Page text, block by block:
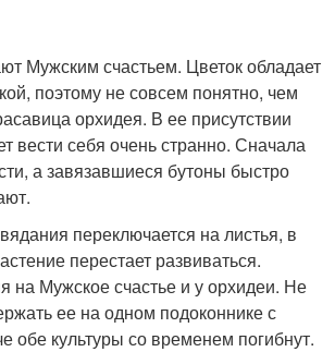
Мужским счастьем. Цветок обладает
поэтому не совсем понятно, чем
орхидея. В ее присутствии
вести себя очень странно. Сначала
а завязавшиеся бутоны быстро
переключается на листья, в
перестает развиваться.
на Мужское счастье и у орхидеи. Не
ее на одном подоконнике с
обе культуры со временем погибнут.